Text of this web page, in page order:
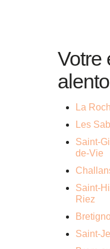
Votre
La
Les
Saint-
de-Vie
Saint-
Riez
Saint-